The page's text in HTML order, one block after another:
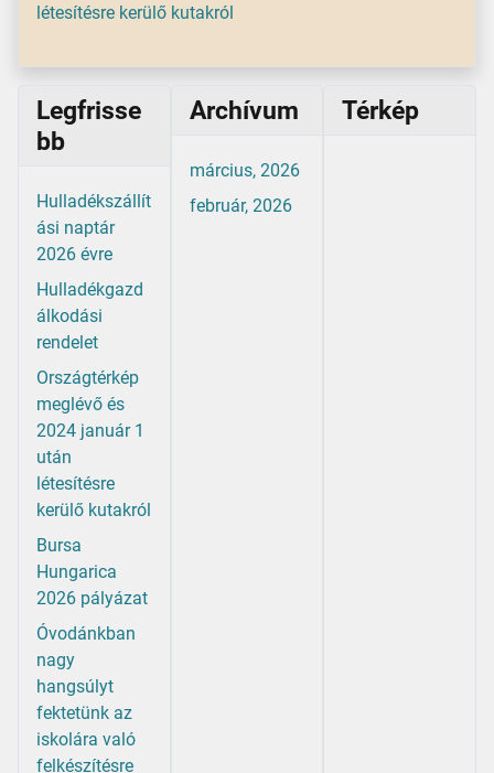
létesítésre kerülő kutakról
Legfrisse
bb
Hulladékszállít
ási naptár
2026 évre
Hulladékgazd
álkodási
rendelet
Országtérkép
meglévő és
2024 január 1
után
létesítésre
kerülő kutakról
Bursa
Hungarica
2026 pályázat
Óvodánkban
nagy
hangsúlyt
fektetünk az
iskolára való
felkészítésre
Archívum
március, 2026
február, 2026
Térkép